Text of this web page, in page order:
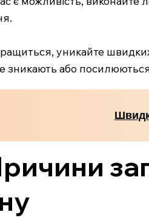
уникайте
зникають або